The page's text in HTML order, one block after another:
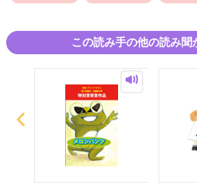
この読み手の他の読み聞